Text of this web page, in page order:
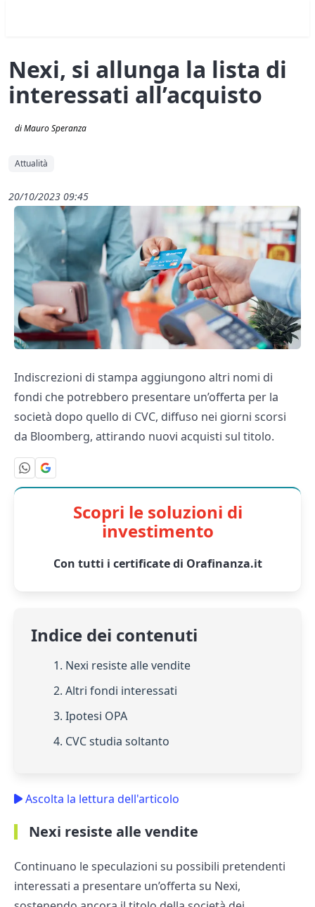
Nexi, si allunga la lista di
interessati all’acquisto
di Mauro Speranza
Attualità
20/10/2023 09:45
Indiscrezioni di stampa aggiungono altri nomi di
fondi che potrebbero presentare un’offerta per la
società dopo quello di CVC, diffuso nei giorni scorsi
da Bloomberg, attirando nuovi acquisti sul titolo.
Scopri le soluzioni di
investimento
Con tutti i certificate di Orafinanza.it
Indice dei contenuti
1. Nexi resiste alle vendite
2. Altri fondi interessati
3. Ipotesi OPA
4. CVC studia soltanto
Ascolta la lettura dell'articolo
Nexi resiste alle vendite
Continuano le speculazioni su possibili pretendenti
interessati a presentare un’offerta su Nexi,